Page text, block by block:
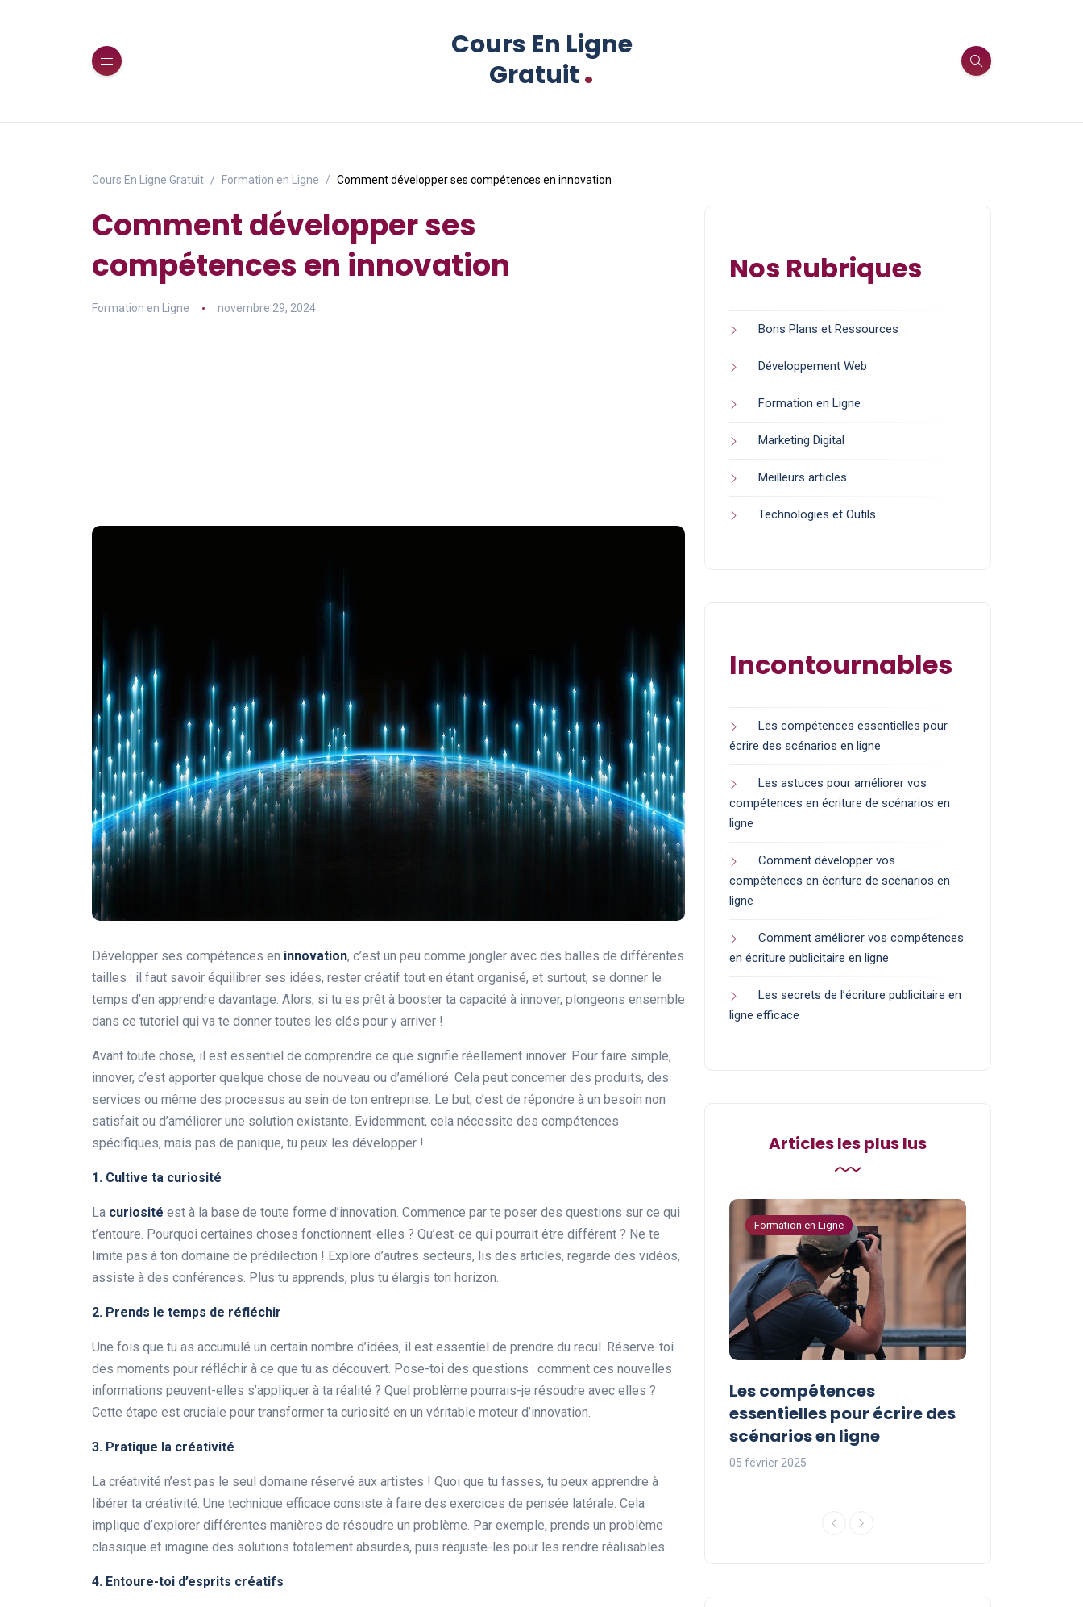
Cours En Ligne
Gratuit.
Cours En Ligne Gratuit Formation en Ligne Comment développer ses compétences en innovation
Comment développer ses
compétences en innovation
Formation en Ligne novembre 29, 2024
Développer ses compétences en innovation, c’est un peu comme jongler avec des balles de différentes
tailles : il faut savoir équilibrer ses idées, rester créatif tout en étant organisé, et surtout, se donner le
temps d’en apprendre davantage. Alors, si tu es prêt à booster ta capacité à innover, plongeons ensemble
dans ce tutoriel qui va te donner toutes les clés pour y arriver !
Avant toute chose, il est essentiel de comprendre ce que signifie réellement innover. Pour faire simple,
innover, c’est apporter quelque chose de nouveau ou d’amélioré. Cela peut concerner des produits, des
services ou même des processus au sein de ton entreprise. Le but, c’est de répondre à un besoin non
satisfait ou d’améliorer une solution existante. Évidemment, cela nécessite des compétences
spécifiques, mais pas de panique, tu peux les développer !
1. Cultive ta curiosité
La curiosité est à la base de toute forme d’innovation. Commence par te poser des questions sur ce qui
t’entoure. Pourquoi certaines choses fonctionnent-elles ? Qu’est-ce qui pourrait être différent ? Ne te
limite pas à ton domaine de prédilection ! Explore d’autres secteurs, lis des articles, regarde des vidéos,
assiste à des conférences. Plus tu apprends, plus tu élargis ton horizon.
2. Prends le temps de réfléchir
Une fois que tu as accumulé un certain nombre d’idées, il est essentiel de prendre du recul. Réserve-toi
des moments pour réfléchir à ce que tu as découvert. Pose-toi des questions : comment ces nouvelles
informations peuvent-elles s’appliquer à ta réalité ? Quel problème pourrais-je résoudre avec elles ?
Cette étape est cruciale pour transformer ta curiosité en un véritable moteur d’innovation.
3. Pratique la créativité
La créativité n’est pas le seul domaine réservé aux artistes ! Quoi que tu fasses, tu peux apprendre à
libérer ta créativité. Une technique efficace consiste à faire des exercices de pensée latérale. Cela
implique d’explorer différentes manières de résoudre un problème. Par exemple, prends un problème
classique et imagine des solutions totalement absurdes, puis réajuste-les pour les rendre réalisables.
4. Entoure-toi d’esprits créatifs
Nos Rubriques
Bons Plans et Ressources
Développement Web
Formation en Ligne
Marketing Digital
Meilleurs articles
Technologies et Outils
Incontournables
Les compétences essentielles pour
écrire des scénarios en ligne
Les astuces pour améliorer vos
compétences en écriture de scénarios en
ligne
Comment développer vos
compétences en écriture de scénarios en
ligne
Comment améliorer vos compétences
en écriture publicitaire en ligne
Les secrets de l’écriture publicitaire en
ligne efficace
Articles les plus lus
Formation en Ligne
Comment améliorer vos
compétences en écriture
Formation en Ligne
Les compétences
essentielles pour écrire des
scénarios en ligne
05 février 2025